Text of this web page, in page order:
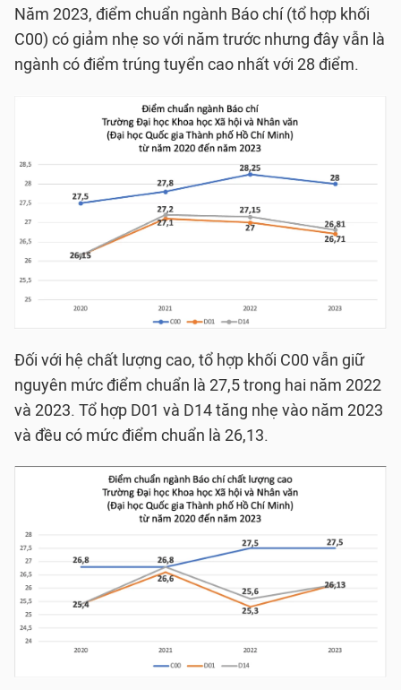
Năm 2023, điểm chuẩn ngành Báo chí (tổ hợp khối
C00) có giảm nhẹ so với năm trước nhưng đây vẫn là
ngành có điểm trúng tuyển cao nhất với 28 điểm.
Đối với hệ chất lượng cao, tổ hợp khối C00 vẫn giữ
nguyên mức điểm chuẩn là 27,5 trong hai năm 2022
và 2023. Tổ hợp D01 và D14 tăng nhẹ vào năm 2023
và đều có mức điểm chuẩn là 26,13.